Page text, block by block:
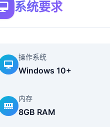
沙漠追猎者攻略：
游戏中也有着各种各样的阵营
每个阵营都有各自的目的，游
横。
不同于为H而H，本作主打的是
系统要求
操作系统
Windows 10+
内存
8GB RAM